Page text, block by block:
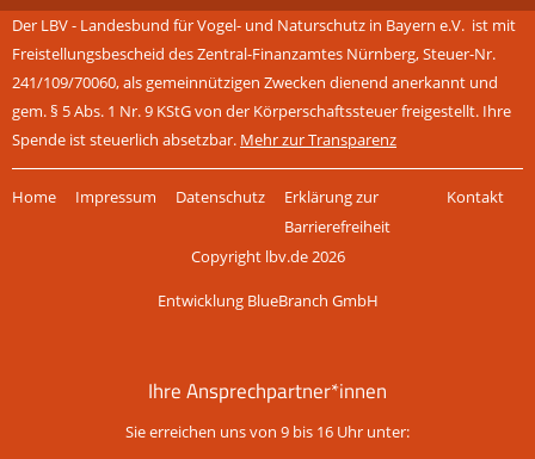
Der LBV - Landesbund für Vogel- und Naturschutz in Bayern e.V. ist mit
Freistellungsbescheid des Zentral-Finanzamtes Nürnberg, Steuer-Nr.
241/109/70060, als gemeinnützigen Zwecken dienend anerkannt und
gem. § 5 Abs. 1 Nr. 9 KStG von der Körperschaftssteuer freigestellt. Ihre
Spende ist steuerlich absetzbar. Mehr zur Transparenz
überspringen
Home Impressum Datenschutz
Erklärung zur
Barrierefreiheit
Kontakt
Copyright lbv.de 2026
Entwicklung BlueBranch GmbH
Ihre Ansprechpartner*innen
Sie erreichen uns von 9 bis 16 Uhr unter: